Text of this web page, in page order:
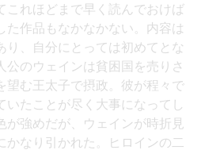
これほどまで早く読んでおけば
た作品もなかなかない。内容は
り、自分にとっては初めてとな
公のウェインは貧困国を売りさ
望む王太子で摂政。彼が程々で
いたことが尽く大事になってし
が強めだが、ウェインが時折見
かなり引かれた。ヒロインの二